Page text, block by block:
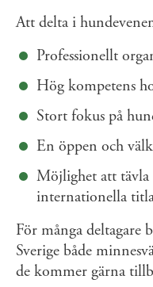
Att delta i
Professionellt
Hög kompetens
Stort fokus på
En öppen och
Möjlighet att
internationella
För många
Sverige både
de kommer gärna